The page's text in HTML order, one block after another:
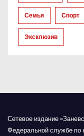
п
и
с
м
Семья Спорт
Эксклюзив
Сетевое издание
Федеральной службе по